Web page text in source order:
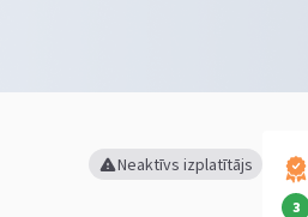
Neaktīvs izplatītājs
3